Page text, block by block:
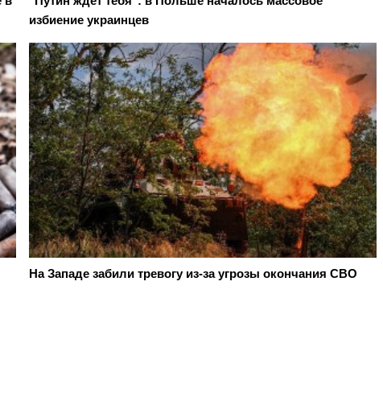
избиение украинцев
На Западе забили тревогу из-за угрозы окончания СВО